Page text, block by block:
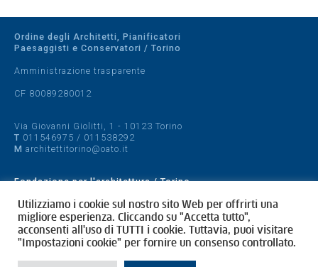
Ordine degli Architetti, Pianificatori
Paesaggisti e Conservatori / Torino
Amministrazione trasparente
CF 80089280012
Via Giovanni Giolitti, 1 - 10123 Torino
T 011546975 / 011538292
M architettitorino@oato.it
Fondazione per l'architettura / Torino
Designed by quattrolinee.it
Cookie Policy
Privacy Policy
Utilizziamo i cookie sul nostro sito Web per offrirti una
migliore esperienza. Cliccando su "Accetta tutto",
acconsenti all'uso di TUTTI i cookie. Tuttavia, puoi visitare
"Impostazioni cookie" per fornire un consenso controllato.